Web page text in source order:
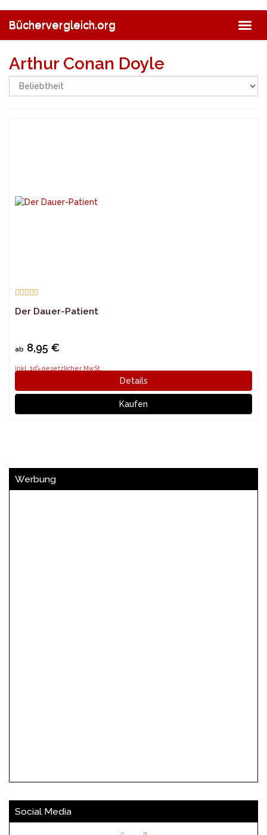
main
content
Büchervergleich.org
Arthur Conan Doyle
Der Dauer-Patient
ab 8,95 €
inkl. 19% gesetzlicher MwSt.
Details
Kaufen
Werbung
Social Media